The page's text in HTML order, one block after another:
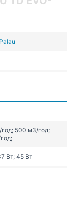
500 мЗ/год;
Вт; 45 Вт